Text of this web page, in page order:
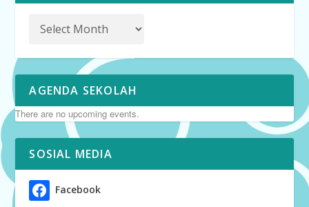
AGENDA SEKOLAH
There are no upcoming events.
SOSIAL MEDIA
Facebook